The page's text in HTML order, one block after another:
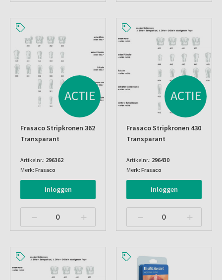
ACTIE
Frasaco Stripkronen 362
Transparant
Artikelnr.: 296362
Merk: Frasaco
Inloggen
ACTIE
Frasaco Stripkronen 430
Transparant
Artikelnr.: 296430
Merk: Frasaco
Inloggen